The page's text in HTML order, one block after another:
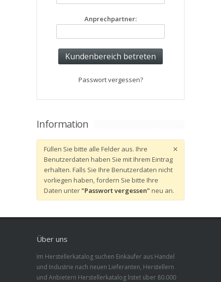
Anprechpartner:
Passwort vergessen?
Information
Füllen Sie bitte alle Felder aus. Ihre
Benutzerdaten haben Sie mit Ihrem Eintrag
erhalten. Falls Sie Ihre Benutzerdaten nicht
vorliegen haben, fordern Sie bitte Ihre
Daten unter"Passwort vergessen" neu an.
Über uns
Im Herstellerkatalog suchen Einkäufer aus Handel
und Industrie nach neuen Lieferanten, Herstellern
und Anbietern Herstellerkatalog listet über 80.000